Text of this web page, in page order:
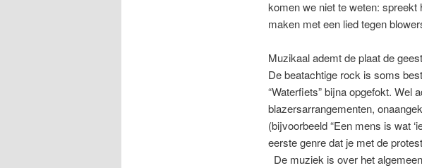
komen we niet te weten: spreekt
maken met een lied tegen
Muzikaal ademt de plaat de
De beatachtige rock is soms
“Waterfiets” bijna opgefokt. Wel
blazersarrangementen,
(bijvoorbeeld “Een mens is wat
eerste genre dat je met de
De muziek is over het